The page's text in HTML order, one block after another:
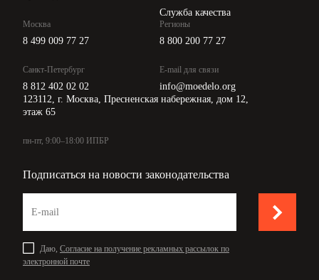
Служба качества
Москва
8 499 009 77 27
Санкт-Петербург
8 812 402 02 02
Регионы
8 800 200 77 27
E-mail для связи
info@moedelo.org
123112, г. Москва, Пресненская набережная, дом 12,
этаж 65
пн-пт, 9:00–18:00 ИПБР
Подписаться на новости законодательства
Даю, Согласие на получение рекламных рассылок по
электронной почте